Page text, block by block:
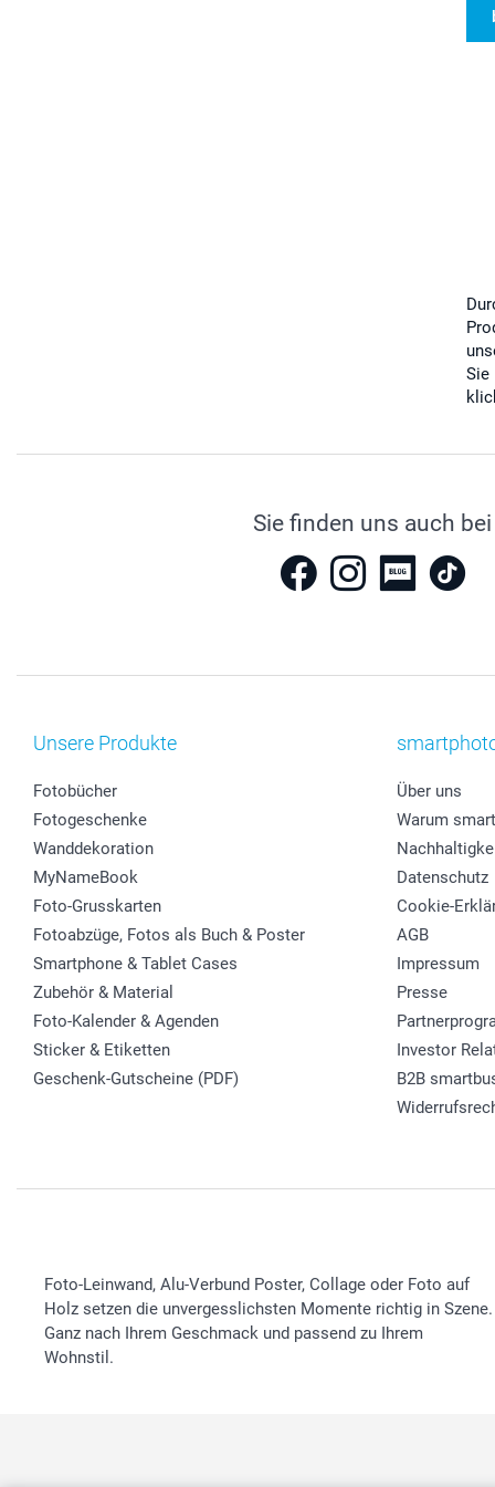
Sie
Sie finden uns auch bei
Unsere Produkte
Fotobücher
Fotogeschenke
Wanddekoration
MyNameBook
Foto-Grusskarten
Fotoabzüge, Fotos als Buch & Poster
Smartphone & Tablet Cases
Zubehör & Material
Foto-Kalender & Agenden
Sticker & Etiketten
Geschenk-Gutscheine (PDF)
Über uns
Warum
Datenschutz
Cookie-
AGB
Impressum
Presse
Investor
B2B
Foto-Leinwand, Alu-Verbund Poster, Collage oder Foto auf
Holz setzen die unvergesslichsten Momente richtig in Szene.
Ganz nach Ihrem Geschmack und passend zu Ihrem
Wohnstil.